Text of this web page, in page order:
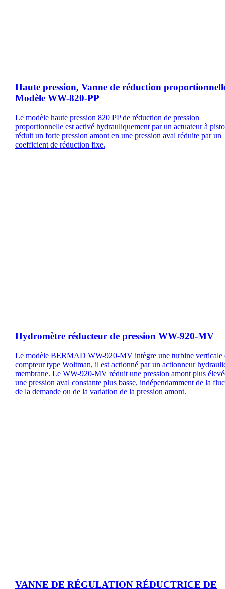
Haute pression, Vanne de réduction
Modèle WW-820-PP
Le modèle haute pression 820 PP de réduction de pression
proportionnelle est activé hydrauliquement par un actuateur à
réduit un forte pression amont en une pression aval réduite par un
coefficient de réduction fixe.
Hydromètre réducteur de pression WW-920-MV
Le modèle BERMAD WW-920-MV intègre une turbine verticale
compteur type Woltman, il est actionné par un actionneur
membrane. Le WW-920-MV réduit une pression amont plus
une pression aval constante plus basse, indépendamment de la
de la demande ou de la variation de la pression amont.
VANNE DE RÉGULATION RÉDUCTRICE DE